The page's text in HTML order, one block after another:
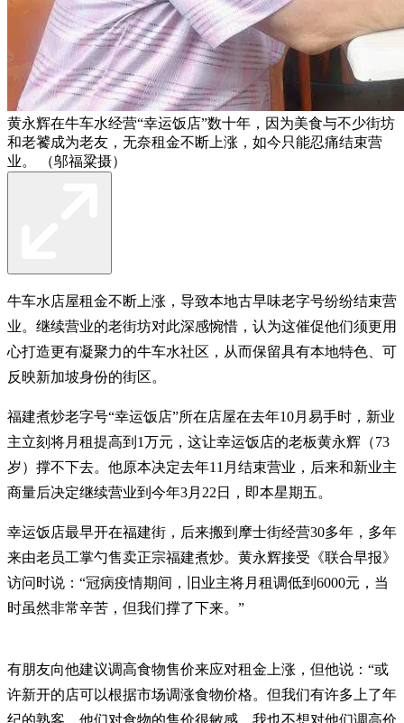
黄永辉在牛车水经营“幸运饭店”数十年，因为美食与不少街坊
和老饕成为老友，无奈租金不断上涨，如今只能忍痛结束营
业。 （邬福粱摄）
牛车水店屋租金不断上涨，导致本地古早味老字号纷纷结束营
业。继续营业的老街坊对此深感惋惜，认为这催促他们须更用
心打造更有凝聚力的牛车水社区，从而保留具有本地特色、可
反映新加坡身份的街区。
福建煮炒老字号“幸运饭店”所在店屋在去年10月易手时，新业
主立刻将月租提高到1万元，这让幸运饭店的老板黄永辉（73
岁）撑不下去。他原本决定去年11月结束营业，后来和新业主
商量后决定继续营业到今年3月22日，即本星期五。
幸运饭店最早开在福建街，后来搬到摩士街经营30多年，多年
来由老员工掌勺售卖正宗福建煮炒。黄永辉接受《联合早报》
访问时说：“冠病疫情期间，旧业主将月租调低到6000元，当
时虽然非常辛苦，但我们撑了下来。”
有朋友向他建议调高食物售价来应对租金上涨，但他说：“或
许新开的店可以根据市场调涨食物价格。但我们有许多上了年
纪的熟客，他们对食物的售价很敏感，我也不想对他们调高价